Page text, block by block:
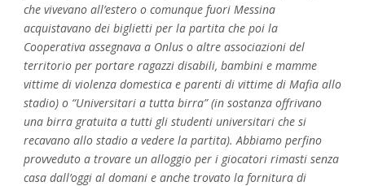
che vivevano all’estero o comunque fuori Messina
acquistavano dei biglietti per la partita che poi la
Cooperativa assegnava a Onlus o altre associazioni del
territorio per portare ragazzi disabili, bambini e mamme
vittime di violenza domestica e parenti di vittime di Mafia allo
stadio) o “Universitari a tutta birra” (in sostanza offrivano
una birra gratuita a tutti gli studenti universitari che si
recavano allo stadio a vedere la partita). Abbiamo perfino
provveduto a trovare un alloggio per i giocatori rimasti senza
casa dall’oggi al domani e anche trovato la fornitura di